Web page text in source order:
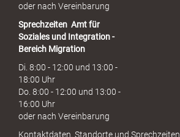
oder nach Vereinbarung
Sprechzeiten Amt für
Soziales und Integration -
Bereich Migration
Di. 8:00 - 12:00 und 13:00 -
18:00 Uhr
Do. 8:00 - 12:00 und 13:00 -
16:00 Uhr
oder nach Vereinbarung
Kontaktdaten, Standorte und Sprechzeiten